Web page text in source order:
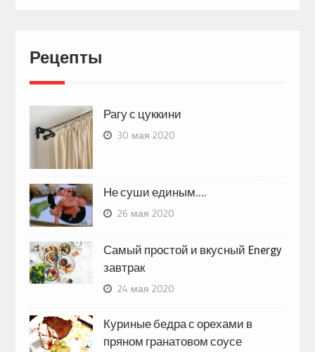
Рецепты
Рагу с цуккини
30 мая 2020
Не суши единым….
26 мая 2020
Самый простой и вкусный Energy
завтрак
24 мая 2020
Куриные бедра с орехами в
пряном гранатовом соусе